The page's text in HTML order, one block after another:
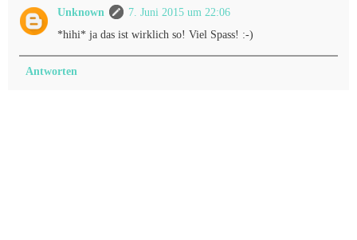
Unknown
7. Juni 2015 um 22:06
*hihi* ja das ist wirklich so! Viel Spass! :-)
Antworten